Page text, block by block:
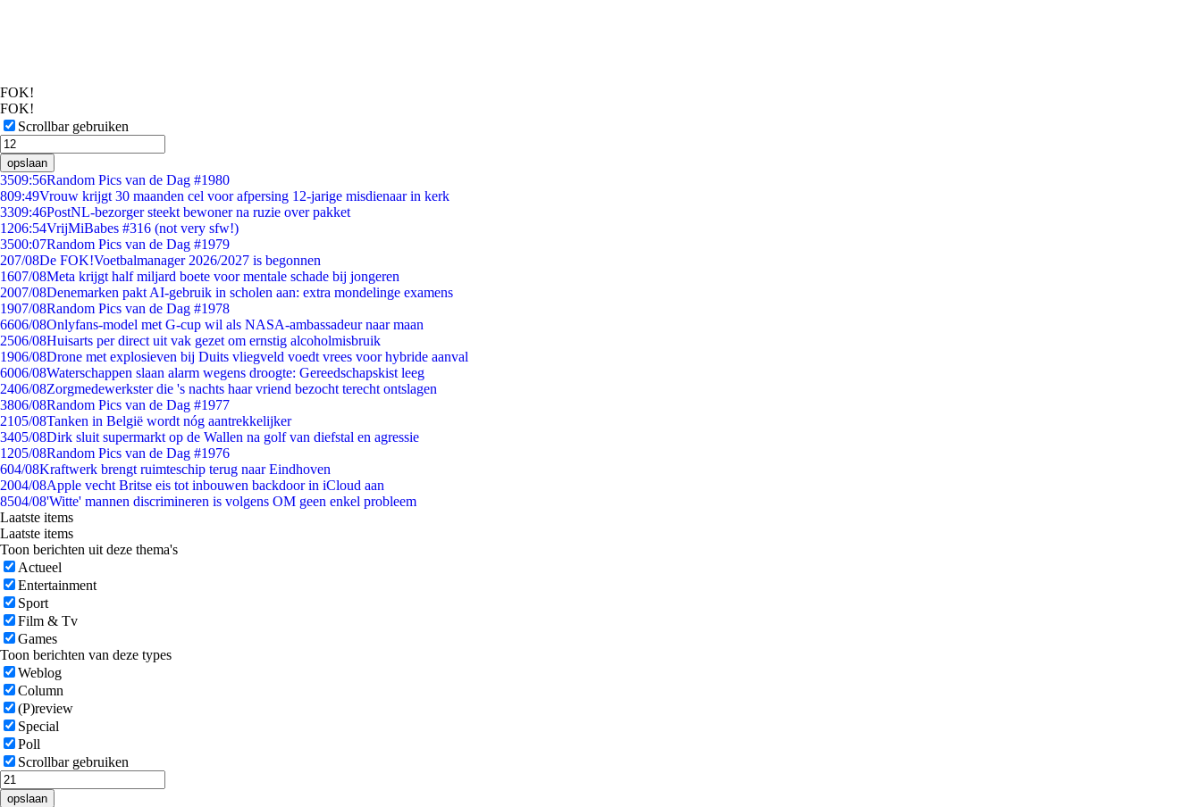
FOK!
FOK!
Scrollbar gebruiken
opslaan
3509:56Random Pics van de Dag #1980
809:49Vrouw krijgt 30 maanden cel voor afpersing 12-jarige misdienaar in kerk
3309:46PostNL-bezorger steekt bewoner na ruzie over pakket
1206:54VrijMiBabes #316 (not very sfw!)
3500:07Random Pics van de Dag #1979
207/08De FOK!Voetbalmanager 2026/2027 is begonnen
1607/08Meta krijgt half miljard boete voor mentale schade bij jongeren
2007/08Denemarken pakt AI-gebruik in scholen aan: extra mondelinge examens
1907/08Random Pics van de Dag #1978
6606/08Onlyfans-model met G-cup wil als NASA-ambassadeur naar maan
2506/08Huisarts per direct uit vak gezet om ernstig alcoholmisbruik
1906/08Drone met explosieven bij Duits vliegveld voedt vrees voor hybride aanval
6006/08Waterschappen slaan alarm wegens droogte: Gereedschapskist leeg
2406/08Zorgmedewerkster die 's nachts haar vriend bezocht terecht ontslagen
3806/08Random Pics van de Dag #1977
2105/08Tanken in België wordt nóg aantrekkelijker
3405/08Dirk sluit supermarkt op de Wallen na golf van diefstal en agressie
1205/08Random Pics van de Dag #1976
604/08Kraftwerk brengt ruimteschip terug naar Eindhoven
2004/08Apple vecht Britse eis tot inbouwen backdoor in iCloud aan
8504/08'Witte' mannen discrimineren is volgens OM geen enkel probleem
Laatste items
Laatste items
Toon berichten uit deze thema's
Actueel
Entertainment
Sport
Film & Tv
Games
Toon berichten van deze types
Weblog
Column
(P)review
Special
Poll
Scrollbar gebruiken
opslaan